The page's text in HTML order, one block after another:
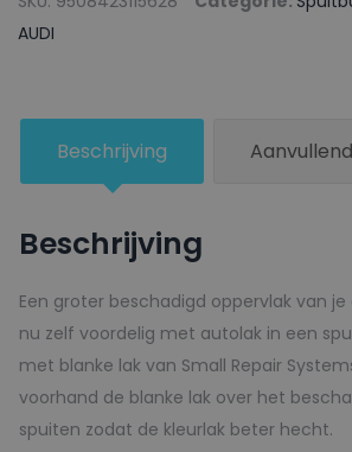
lak
SURINAM
-
aantal
AUDI
Beschrijving
Beschrijving
Een groter beschadigd oppervlak van
nu zelf voordelig met autolak in een
met blanke lak van Small Repair
voorhand de blanke lak over het
spuiten zodat de kleurlak beter hecht.